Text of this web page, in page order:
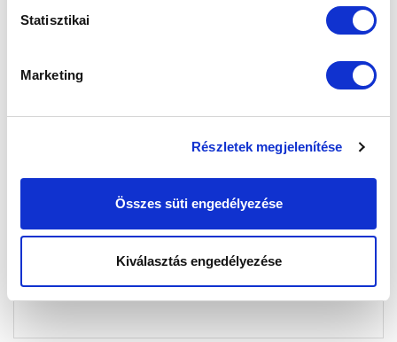
Statisztikai
Marketing
Részletek megjelenítése
Összes süti engedélyezése
Kiválasztás engedélyezése
ES VÁLOGATOTTBAN
2025-10-10 20:50:55
Az U21-es nemzeti csapat értékes döntetlent ért el